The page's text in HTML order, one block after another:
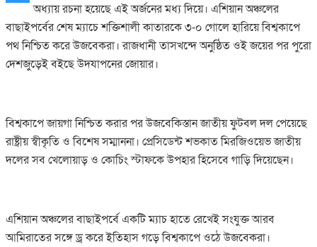
অধ্যায় রচনা হয়েছে এই অর্জনের মধ্য দিয়ে। এশিয়ান অঞ্চলের
বাছাইপর্বের শেষ ম্যাচে শক্তিশালী কাতারকে ৩-০ গোলে হারিয়ে বিশ্বকাপে
পথ নিশ্চিত করে উজবেকরা। রাজধানী তাসখন্দে অনুষ্ঠিত ওই জয়ের পর পুরো
দেশজুড়েই বইছে উদযাপনের জোয়ার।
বিশ্বকাপে জায়গা নিশ্চিত করার পর উজবেকিস্তান জাতীয় ফুটবল দল পেয়েছে
রাষ্ট্রীয় স্বীকৃতি ও বিশেষ সম্মাননা। প্রেসিডেন্ট শভকাত মিরজিওয়েভ জাতীয়
দলের সব খেলোয়াড় ও কোচিং স্টাফকে উপহার হিসেবে গাড়ি দিয়েছেন।
এশিয়ান অঞ্চলের বাছাইপর্বে একটি ম্যাচ হাতে রেখেই সংযুক্ত আরব
আমিরাতের সঙ্গে ড্র করে ইতিহাস গড়ে বিশ্বকাপে ওঠে উজবেকরা।